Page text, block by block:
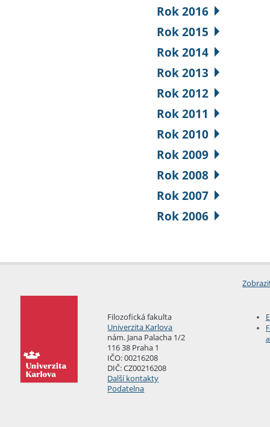
Rok 2016
Rok 2015
Rok 2014
Rok 2013
Rok 2012
Rok 2011
Rok 2010
Rok 2009
Rok 2008
Rok 2007
Rok 2006
Filozofická fakulta
Univerzita Karlova
nám. Jana Palacha 1/2
116 38 Praha 1
IČO: 00216208
DIČ: CZ00216208
Další kontakty
Podatelna